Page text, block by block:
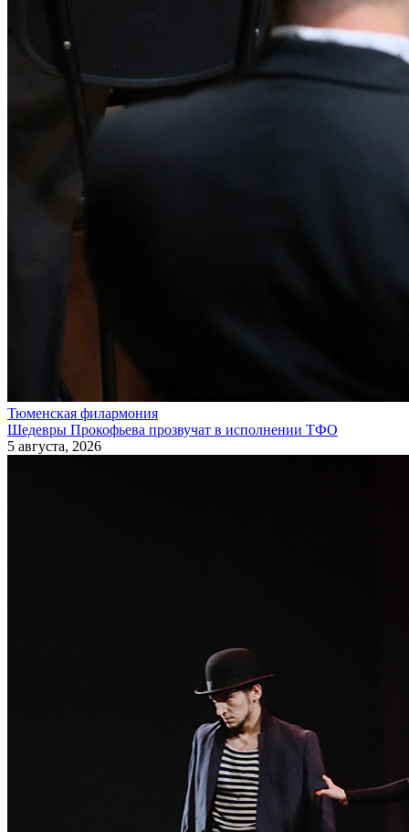
Тюменская филармония
Шедевры Прокофьева прозвучат в исполнении ТФО
5 августа, 2026